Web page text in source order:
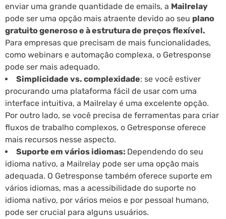
enviar uma grande quantidade de emails, a Mailrelay
pode ser uma opção mais atraente devido ao seu plano
gratuito generoso e à estrutura de preços flexível.
Para empresas que precisam de mais funcionalidades,
como webinars e automação complexa, o Getresponse
pode ser mais adequado.
Simplicidade vs. complexidade: se você estiver
procurando uma plataforma fácil de usar com uma
interface intuitiva, a Mailrelay é uma excelente opção.
Por outro lado, se você precisa de ferramentas para criar
fluxos de trabalho complexos, o Getresponse oferece
mais recursos nesse aspecto.
Suporte em vários idiomas: Dependendo do seu
idioma nativo, a Mailrelay pode ser uma opção mais
adequada. O Getresponse também oferece suporte em
vários idiomas, mas a acessibilidade do suporte no
idioma nativo, por vários meios e por pessoal humano,
pode ser crucial para alguns usuários.